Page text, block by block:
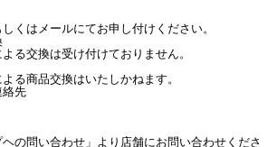
くはメールにてお申し付けください。
る交換は受け付けておりません。
る商品交換はいたしかねます。
絡先
の問い合わせ」より店舗にお問い合わせくださ